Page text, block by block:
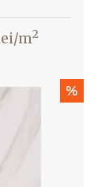
m2
%